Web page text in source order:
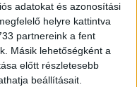
adatokat és azonosítási
helyre kattintva
partnereink a fent
Másik lehetőségként a
előtt részletesebb
beállításait.
nem fordul meg a
helyett pedig az